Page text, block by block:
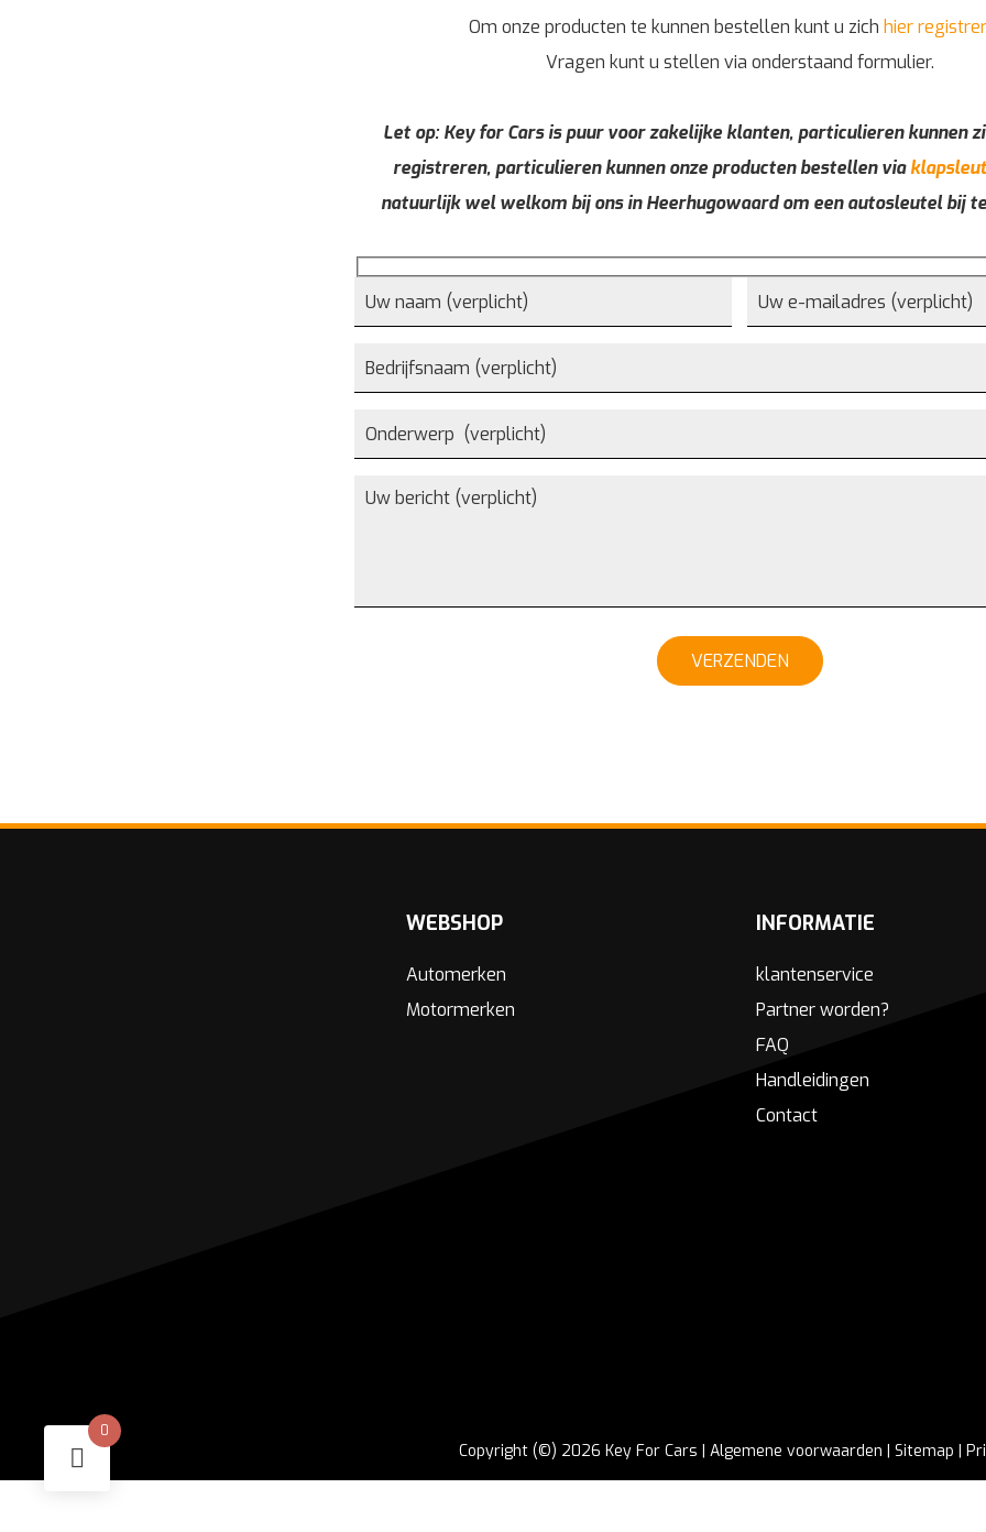
Om onze producten te kunnen bestellen kunt u zich hier
Vragen kunt u stellen via onderstaand formulier.
Let op: Key for Cars is puur voor zakelijke klanten, particulieren kunnen
registreren, particulieren kunnen onze producten bestellen via
natuurlijk wel welkom bij ons in Heerhugowaard om een autosleutel bij
VERZENDEN
WEBSHOP
Automerken
Motormerken
INFORMATIE
klantenservice
Partner worden?
FAQ
Handleidingen
Contact
Copyright (©) 2026 Key For Cars | Algemene voorwaarden Sitemap
0